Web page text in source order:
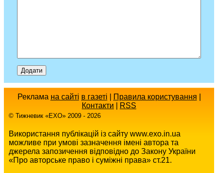
Реклама на сайті в газеті Правила користування
Контакти
RSS
© Тижневик «EХO» 2009 - 2026
Використання публікацій із сайту www.exo.in.ua
можливе при умові зазначення імені автора та
джерела запозичення відповідно до Закону України
«Про авторське право і суміжні права» ст.21.